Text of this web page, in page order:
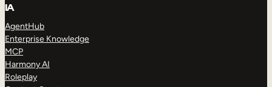
IA
AgentHub
Enterprise Knowledge
MCP
Harmony AI
Roleplay